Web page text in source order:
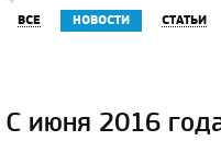
ВСЕ НОВОСТИ СТАТЬИ
С июня 2016